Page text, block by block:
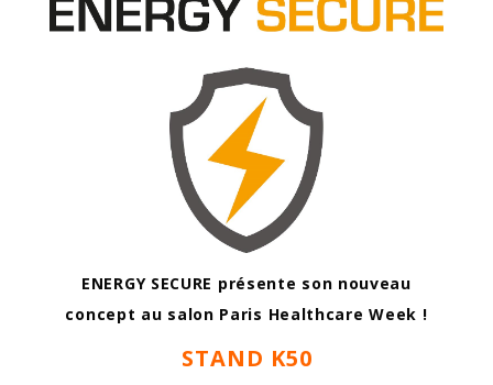
ENERGY SECURE présente son nouveau
concept au salon Paris Healthcare Week !
STAND K50